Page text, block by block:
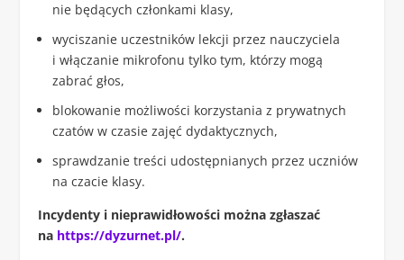
nie będących członkami klasy,
wyciszanie uczestników lekcji przez nauczyciela
i włączanie mikrofonu tylko tym, którzy mogą
zabrać głos,
blokowanie możliwości korzystania z prywatnych
czatów w czasie zajęć dydaktycznych,
sprawdzanie treści udostępnianych przez uczniów
na czacie klasy.
Incydenty i nieprawidłowości można zgłaszać
na https://dyzurnet.pl/.